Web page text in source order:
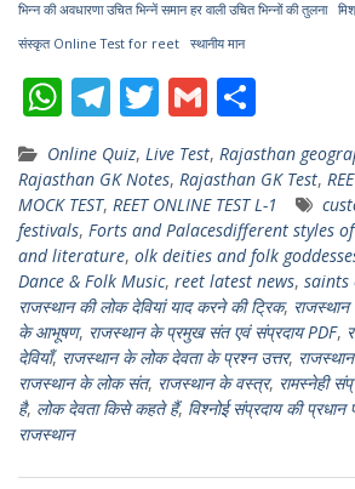
भिन्न की अवधारणा उचित भिन्नें समान हर वाली उचित भिन्नों की तुलना
संस्कृत Online Test for reet
स्थानीय मान
W
h
at
s
A
p
p
T
el
e
gr
a
m
T
w
itt
er
G
m
ai
l
h
ar
e
Online Quiz, Live Test, Rajasthan
Rajasthan GK Notes, Rajasthan GK Test,
MOCK TEST, REET ONLINE TEST L-1
festivals, Forts and Palacesdifferent styles
and literature, olk deities and folk
Dance & Folk Music, reet latest news, saints
राजस्थान की लोक देवियां याद करने की ट्रिक,
के आभूषण, राजस्थान के प्रमुख संत एवं संप्रदाय PDF,
देवियाँ, राजस्थान के लोक देवता के प्रश्न उत्तर,
राजस्थान के लोक संत, राजस्थान के वस्त्र, रामस्नेही
है, लोक देवता किसे कहते हैं, विश्नोई संप्रदाय की प्रधान
राजस्थान